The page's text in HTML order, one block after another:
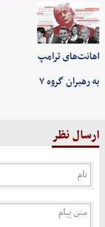
اهانت‌های ترامپ
به رهبران گروه ۷
ارسال نظر